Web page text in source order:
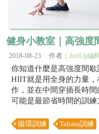
健身小教室｜高強度
2018-08-23 作者： JoiiUp編
你知道什麼是高強度間
HIIT就是用全身的力量
作，並在中間穿插長時
可能是最節省時間的訓練
循環訓練 Tabata訓練